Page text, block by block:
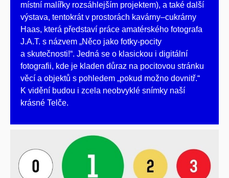
místní malířky rozsáhlejším projektem), a také další
výstava, tentokrát v prostorách kavárny–cukrárny
Haas, která představí práce amatérského fotografa
J.A.T. s názvem „Něco jako fotky-pocity
a skutečnosti!“. Jedná se o klasickou i digitální
fotografii, kde je kladen důraz na pocitovou stránku
věcí a objektů s pohledem „pokud možno dovnitř.“
K vidění budou i zcela neobvyklé snímky naší
krásné Telče.